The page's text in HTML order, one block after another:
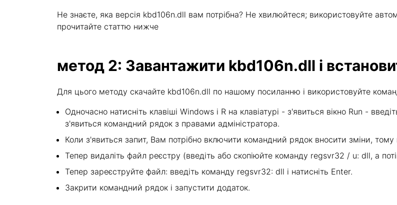
Не знаєте, яка версія kbd106n.dll вам потрібна? Не хвилюйтеся; використовуйте
прочитайте статтю нижче
метод 2: Завантажити kbd106n.dll і
Для цього методу скачайте kbd106n.dll по нашому посиланню і використовуйте
Одночасно натисніть клавіші Windows і R на клавіатурі - з'явиться вікно Run -
з'явиться командний рядок з правами адміністратора.
Коли з'явиться запит, Вам потрібно включити командний рядок вносити зміни, тому
Тепер видаліть файл реєстру (введіть або скопіюйте команду regsvr32 / u: dll, а
Тепер зареєструйте файл: введіть команду regsvr32: dll і натисніть Enter.
Закрити командний рядок і запустити додаток.